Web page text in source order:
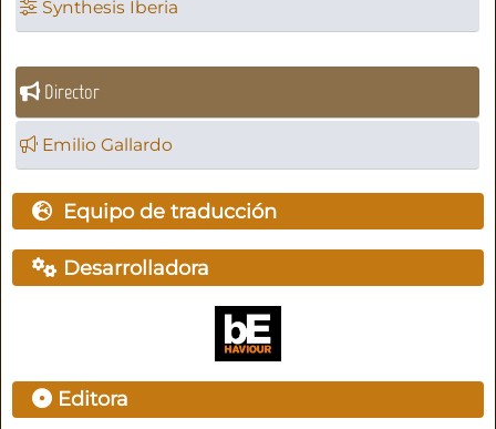
Synthesis Iberia
Director
Emilio Gallardo
Equipo de traducción
Desarrolladora
Editora